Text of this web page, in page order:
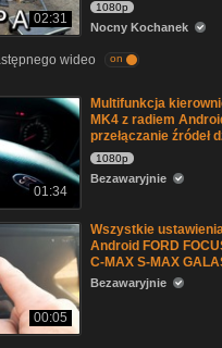
02:31
1080p
Nocny Kochanek
wideo on
01:34
Multifunkcja
MK4 z radiem
przełączanie źródeł
1080p
Bezawaryjnie
00:05
Wszystkie
Android FORD
C-MAX S-MAX
Bezawaryjnie